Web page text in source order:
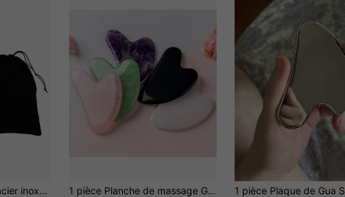
Outil de Gua Sha en acier inoxydable 304 - Outils de massage du visage - Outil Guasha en métal lisse et robuste pour le visage et le corps, réduire le gonflement - Grattoir de massage en forme de cœur (Argent) 1 pièce Planche de massage Gua Sha Masseur de visage Grattoirs Outils pour le visage, le cou, le dos et le corps